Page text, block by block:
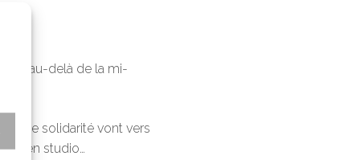
au-delà de la mi-
et de solidarité vont vers
en studio…